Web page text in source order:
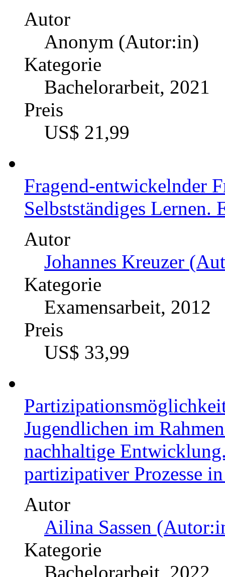
Autor
Anonym (Autor:in)
Kategorie
Bachelorarbeit, 2021
Preis
US$ 21,99
Fragend-entwickelnder
Selbstständiges Lernen.
Autor
Johannes Kreuzer
Kategorie
Examensarbeit, 2012
Preis
US$ 33,99
Jugendlichen im
nachhaltige
partizipativer Prozesse
Autor
Ailina Sassen
Kategorie
Bachelorarbeit, 2022